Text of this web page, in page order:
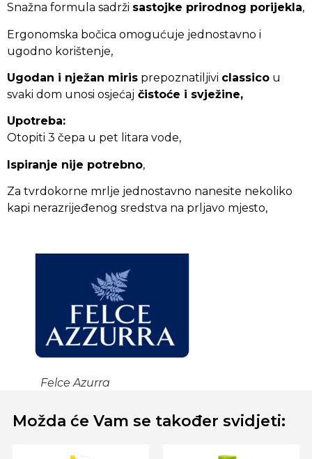
Snažna formula sadrži sastojke prirodnog porijekla,
Ergonomska bočica omogućuje jednostavno i
ugodno korištenje,
Ugodan i nježan miris prepoznatiljivi classico u
svaki dom unosi osjećaj čistoće i svježine,
Upotreba:
Otopiti 3 čepa u pet litara vode,
Ispiranje nije potrebno,
Za tvrdokorne mrlje jednostavno nanesite nekoliko
kapi nerazrijeđenog sredstva na prljavo mjesto,
Felce Azurra
Možda će Vam se također svidjeti: